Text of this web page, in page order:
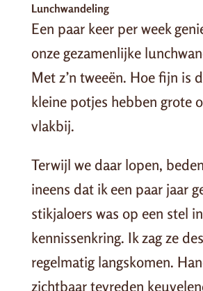
Lunchwandeling
Een paar keer per week
onze gezamenlijke
Met z’n tweeën. Hoe fijn is
kleine potjes hebben grote
vlakbij.
Terwijl we daar lopen,
ineens dat ik een paar jaar
stikjaloers was op een stel
kennissenkring. Ik zag ze
regelmatig langskomen.
zichtbaar tevreden